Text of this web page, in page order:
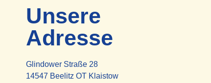
Unsere
Adresse
Glindower Straße 28
14547 Beelitz OT Klaistow